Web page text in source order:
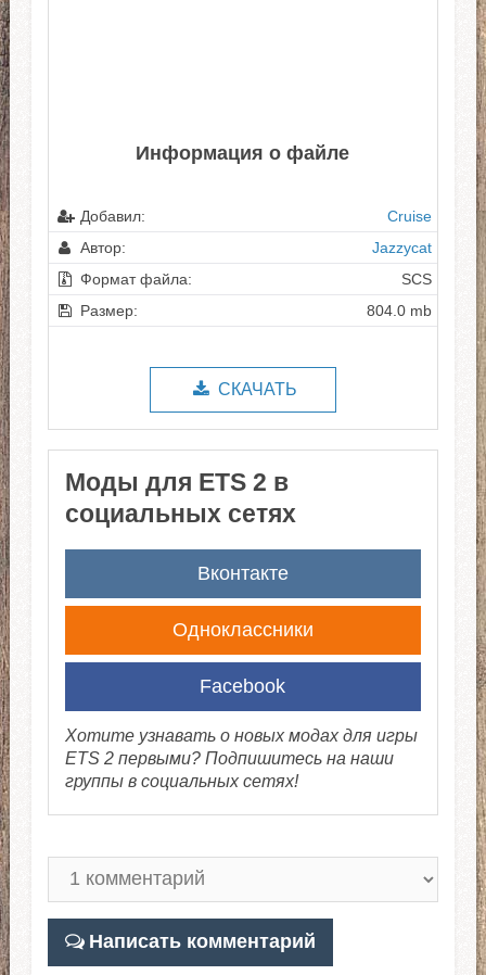
Информация о файле
Добавил:
Cruise
Автор:
Jazzycat
Формат файла:
SCS
Размер:
804.0 mb
СКАЧАТЬ
Моды для ETS 2 в
социальных сетях
Вконтакте
Одноклассники
Facebook
Хотите узнавать о новых модах для игры
ETS 2 первыми? Подпишитесь на наши
группы в социальных сетях!
Написать комментарий